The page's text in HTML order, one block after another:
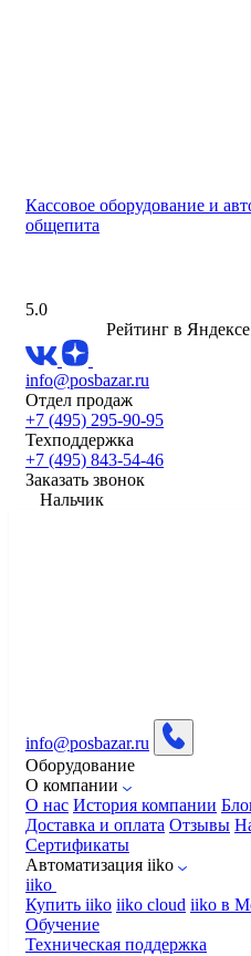
Кассовое оборудование и
общепита
5.0
Рейтинг в Яндексе
info@posbazar.ru
Отдел продаж
+7 (495) 295-90-95
Техподдержка
+7 (495) 843-54-46
Заказать звонок
Нальчик
info@posbazar.ru
Оборудование
О компании
О нас История компании
Доставка и оплата Отзывы
Сертификаты
Автоматизация iiko
iiko
Купить iiko iiko cloud iiko в
Обучение
Техническая поддержка